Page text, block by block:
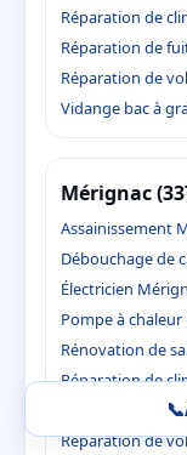
Réparation de
Réparation de
Réparation de
Vidange bac à
Mérignac
Assainissement
Débouchage de
Électricien
Pompe à
Rénovation de
Réparation de
Réparation de
Réparation de
📞